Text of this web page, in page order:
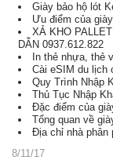
Giày bảo hộ lót
Ưu điểm của
XẢ KHO
DẪN 0937.612.822
In thẻ nhựa, thẻ
Cài eSIM du lịch
Quy Trình Nhập
Thủ Tục Nhập
Đặc điểm của
Tổng quan về
Địa chỉ nhà phân
8/11/17